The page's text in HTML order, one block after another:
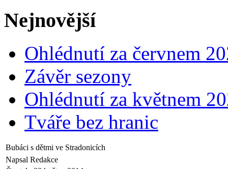
Nejnovější
Ohlédnutí za červnem
Závěr sezony
Ohlédnutí za květnem
Tváře bez hranic
Bubáci s dětmi ve Stradonicích
Napsal Redakce